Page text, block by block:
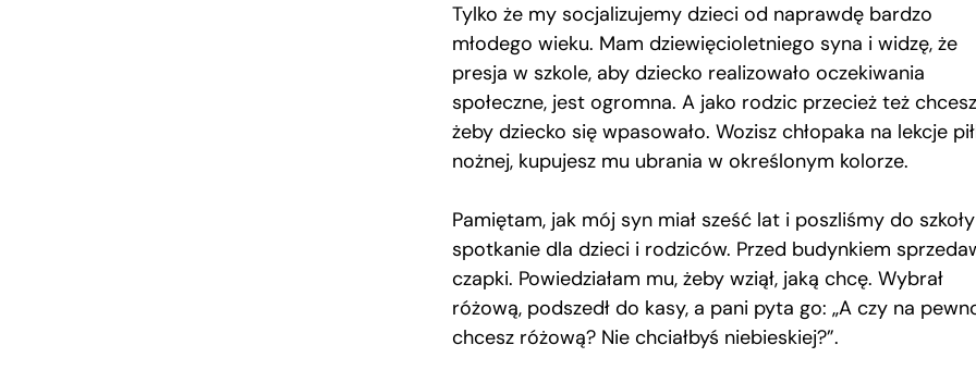
Tylko że my socjalizujemy dzieci od naprawdę bardzo
młodego wieku. Mam dziewięcioletniego syna i widzę, że
presja w szkole, aby dziecko realizowało oczekiwania
społeczne, jest ogromna. A jako rodzic przecież też
żeby dziecko się wpasowało. Wozisz chłopaka na lekcje
nożnej, kupujesz mu ubrania w określonym kolorze.
Pamiętam, jak mój syn miał sześć lat i poszliśmy do
spotkanie dla dzieci i rodziców. Przed budynkiem
czapki. Powiedziałam mu, żeby wziął, jaką chcę. Wybrał
różową, podszedł do kasy, a pani pyta go: „A czy na
chcesz różową? Nie chciałbyś niebieskiej?”.